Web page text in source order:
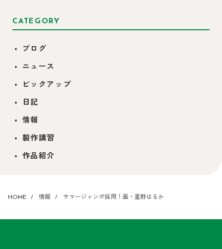
CATEGORY
ブログ
ニュース
ピックアップ
日記
情報
製作講習
作品紹介
HOME 情報 サマージャンボ採用！画・星野はるか